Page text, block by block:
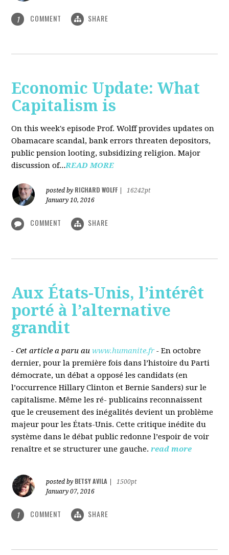
1 COMMENT SHARE
Economic Update: What
Capitalism is
On this week's episode Prof. Wolff provides updates on
Obamacare scandal, bank errors threaten depositors,
public pension looting, subsidizing religion. Major
discussion of...READ MORE
posted by RICHARD WOLFF
16242pt
January 10, 2016
COMMENT SHARE
Aux États-Unis, l’intérêt
porté à l’alternative
grandit
- Cet article a paru au www.humanite.fr - En octobre
dernier, pour la première fois dans l’histoire du Parti
démocrate, un débat a opposé les candidats (en
l’occurrence Hillary Clinton et Bernie Sanders) sur le
capitalisme. Même les ré- publicains reconnaissent
que le creusement des inégalités devient un problème
majeur pour les États-Unis. Cette critique inédite du
système dans le débat public redonne l’espoir de voir
renaître et se structurer une gauche. read more
posted by BETSY AVILA
1500pt
January 07, 2016
1 COMMENT SHARE